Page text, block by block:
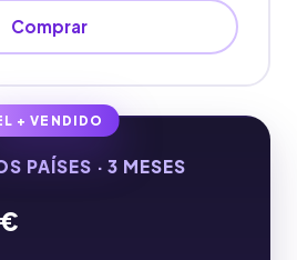
Comprar
+ VENDIDO
PAÍSES · 3 MESES
€